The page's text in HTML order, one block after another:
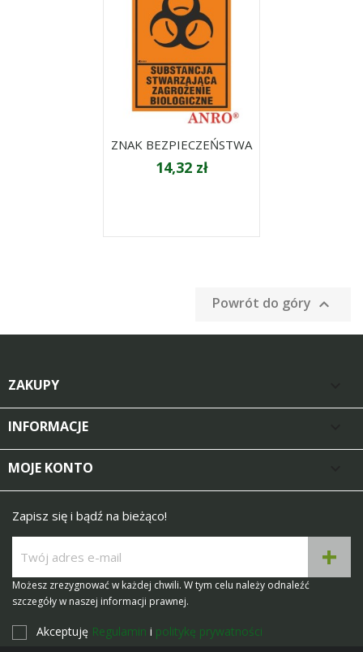
ZNAK BEZPIECZEŃSTWA
14,32 zł
Powrót do góry 
ZAKUPY
INFORMACJE
MOJE KONTO
Zapisz się i bądź na bieżąco!
Możesz zrezygnować w każdej chwili. W tym celu należy odnaleźć
szczegóły w naszej informacji prawnej.
Akceptuję Regulamin i politykę prywatności